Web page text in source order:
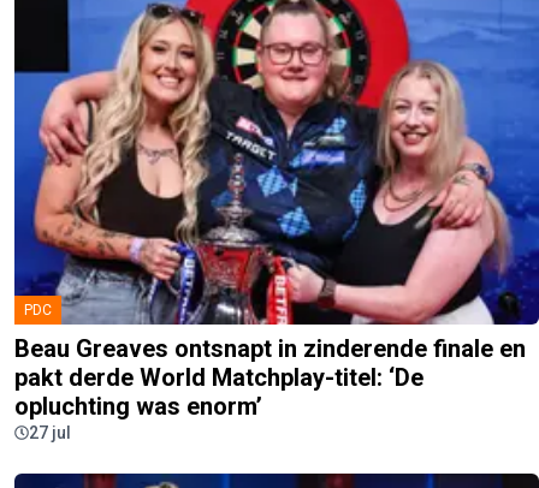
PDC
Beau Greaves ontsnapt in zinderende finale en
pakt derde World Matchplay-titel: ‘De
opluchting was enorm’
27 jul